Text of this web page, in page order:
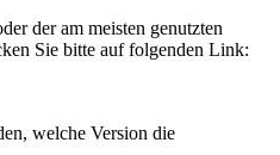
der am meisten genutzten
Sie bitte auf folgenden Link:
welche Version die